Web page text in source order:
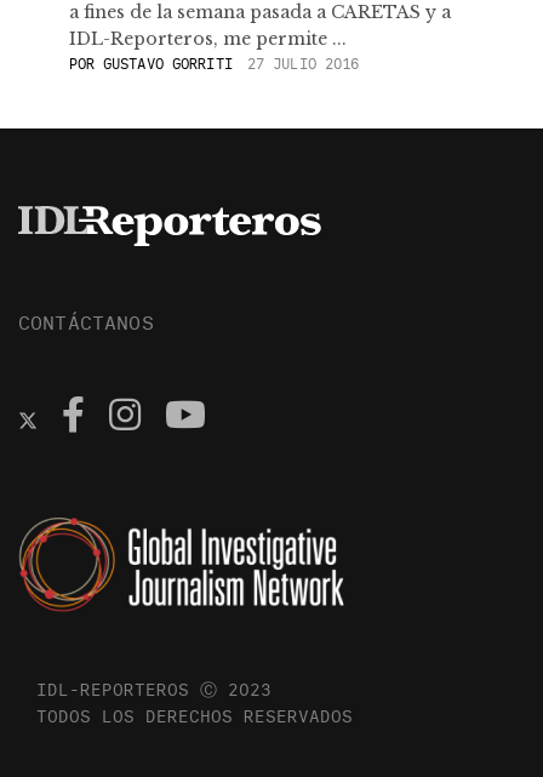
a fines de la semana pasada a CARETAS y a
IDL-Reporteros, me permite ...
POR GUSTAVO GORRITI 27 JULIO 2016
CONTÁCTANOS
IDL-REPORTEROS Ⓒ 2023
TODOS LOS DERECHOS RESERVADOS